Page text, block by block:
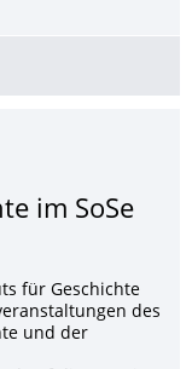
im SoSe
für Geschichte
des
und der